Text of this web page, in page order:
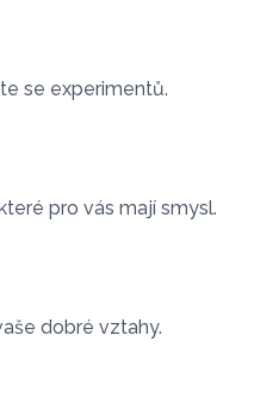
se experimentů.
pro vás mají smysl.
dobré vztahy.